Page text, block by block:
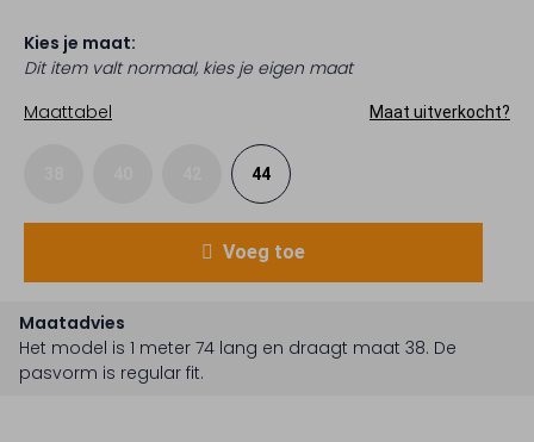
Kies je maat:
Dit item valt normaal, kies je eigen maat
Maattabel
Maat uitverkocht?
44
Voeg toe
Maatadvies
Het model is 1 meter 74 lang en draagt maat 38. De
pasvorm is regular fit.